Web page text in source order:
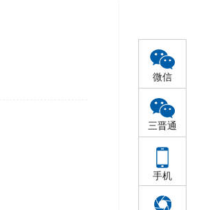
微信
三晋通
手机